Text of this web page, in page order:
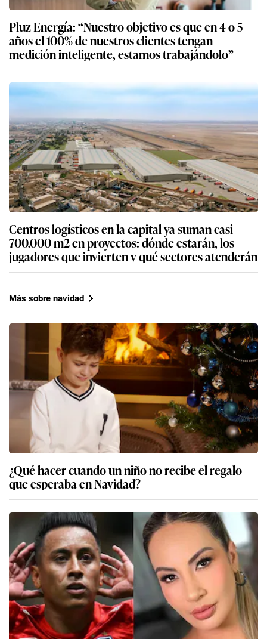
Pluz Energía: “Nuestro objetivo es que en 4 o 5
años el 100% de nuestros clientes tengan
medición inteligente, estamos trabajándolo”
Centros logísticos en la capital ya suman casi
700.000 m2 en proyectos: dónde estarán, los
jugadores que invierten y qué sectores atenderán
Más sobre navidad
¿Qué hacer cuando un niño no recibe el regalo
que esperaba en Navidad?